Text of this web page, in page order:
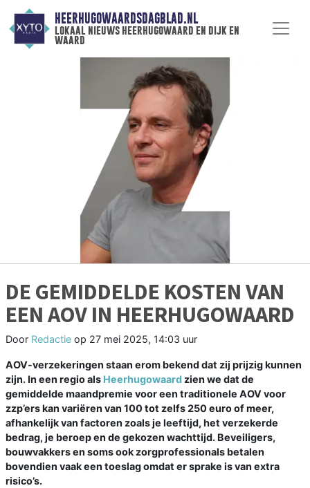
HEERHUGOWAARDSDAGBLAD.NL
lokaal nieuws heerhugowaard en dijk en
waard
DE GEMIDDELDE KOSTEN VAN
EEN AOV IN HEERHUGOWAARD
Door Redactie op 27 mei 2025, 14:03 uur
AOV-verzekeringen staan erom bekend dat zij prijzig kunnen
zijn. In een regio als Heerhugowaard zien we dat de
gemiddelde maandpremie voor een traditionele AOV voor
zzp’ers kan variëren van 100 tot zelfs 250 euro of meer,
afhankelijk van factoren zoals je leeftijd, het verzekerde
bedrag, je beroep en de gekozen wachttijd. Beveiligers,
bouwvakkers en soms ook zorgprofessionals betalen
bovendien vaak een toeslag omdat er sprake is van extra
risico’s.